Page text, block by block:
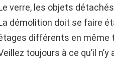
verre, les objets
démolition doit se faire
différents en même
toujours à ce qu’il